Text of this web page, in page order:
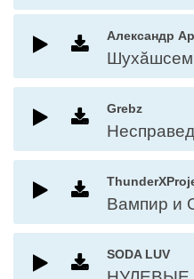
Александр
Шухӑшсем
Grebz
Вампир и
SODA LUV